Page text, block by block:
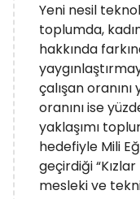
Yeni nesil
toplumda,
hakkında
çalışan
oranını ise
yaklaşımı
hedefiyle Mili
geçirdiği
mesleki ve